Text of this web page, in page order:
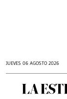
JUEVES 06 AGOSTO 2026